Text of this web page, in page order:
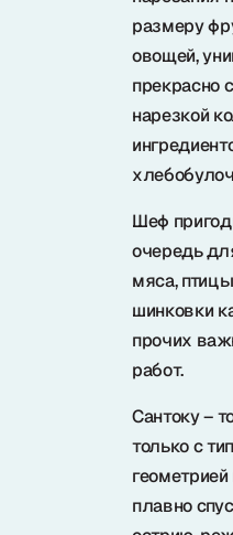
размеру
овощей,
прекрасно
нарезкой
Шеф
очередь
мяса,
шинковки
прочих
работ.
Сантоку –
только с
плавно